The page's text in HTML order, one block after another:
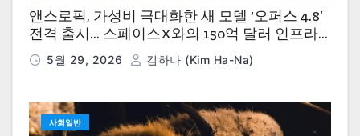
앤스로픽, 가성비 극대화한 새 모델 ‘오퍼스 4.8’
전격 출시… 스페이스X와의 150억 달러 인프라
딜이 드러낸 AI 경제학의 현실
5월 29, 2026 김하나 (Kim Ha-Na)
사회일반